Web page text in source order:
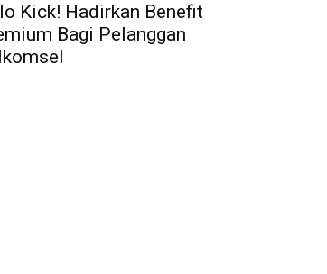
Kick! Hadirkan Benefit
Bagi Pelanggan